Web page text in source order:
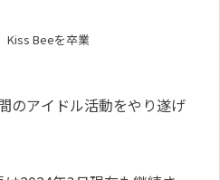
Kiss Beeを卒業
のアイドル活動をやり遂げ